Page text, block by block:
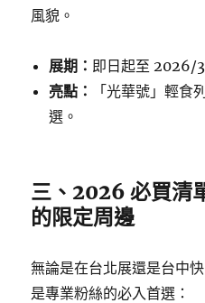
風貌。
展期： 即日起至 2026/
亮點：
「光華號」輕食
選。
三、2026 必買清
的限定周邊
無論是在台北展還是台中
是專業粉絲的必入首選：